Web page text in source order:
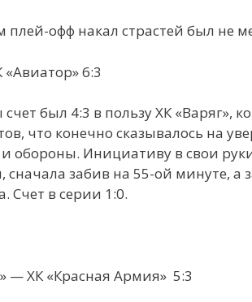
плей-офф накал страстей был не
6:3
был 4:3 в пользу ХК «Варяг»,
что конечно сказывалось на
и обороны. Инициативу в свои
сначала забив на 55-ой минуте, а
Счет в серии 1:0.
— ХК «Красная Армия» 5:3